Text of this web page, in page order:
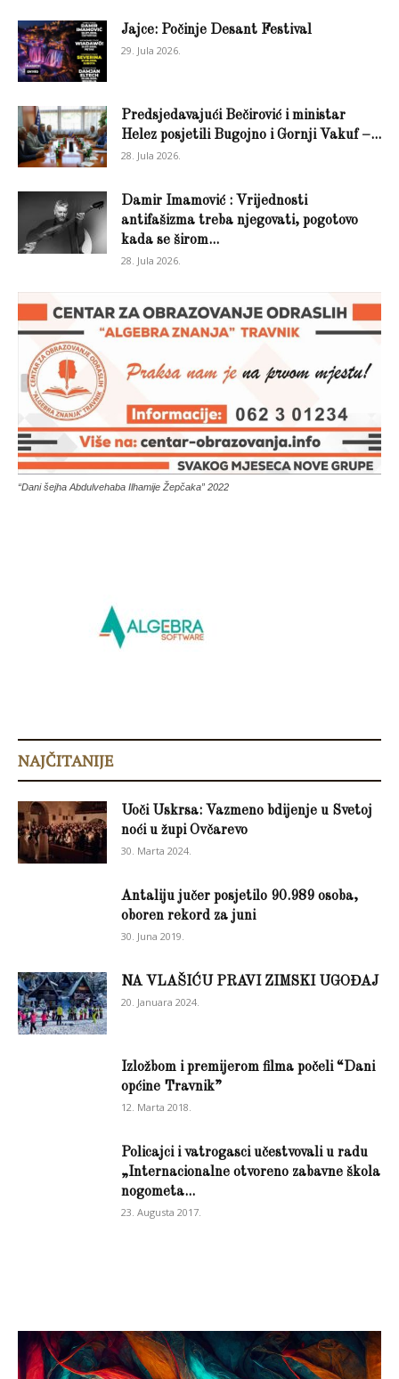
Jajce: Počinje Desant Festival
29. Jula 2026.
Predsjedavajući Bečirović i ministar
Helez posjetili Bugojno i Gornji Vakuf –...
28. Jula 2026.
Damir Imamović : Vrijednosti
antifašizma treba njegovati, pogotovo
kada se širom...
28. Jula 2026.
“Dani šejha Abdulvehaba Ilhamije Žepčaka” 2022
NAJČITANIJE
Uoči Uskrsa: Vazmeno bdijenje u Svetoj
noći u župi Ovčarevo
30. Marta 2024.
Antaliju jučer posjetilo 90.989 osoba,
oboren rekord za juni
30. Juna 2019.
NA VLAŠIĆU PRAVI ZIMSKI UGOĐAJ
20. Januara 2024.
Izložbom i premijerom filma počeli “Dani
općine Travnik”
12. Marta 2018.
Policajci i vatrogasci učestvovali u radu
„Internacionalne otvoreno zabavne škola
nogometa...
23. Augusta 2017.